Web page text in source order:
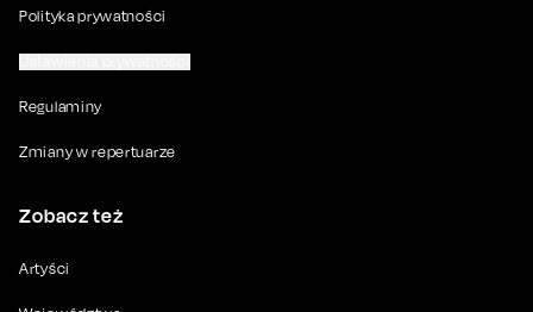
Polityka prywatności
Regulaminy
Zmiany w repertuarze
Zobacz też
Artyści